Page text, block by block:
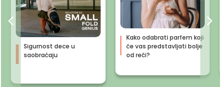
Sigurnost dece u
saobraćaju
Kako odabrati parfem koji
će vas predstavljati bolje
od reči?